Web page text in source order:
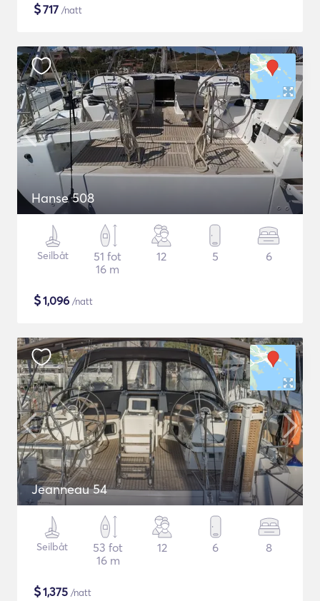
$717 /natt
Hanse 508
Seilbåt
51 fot
16 m
12 5 6
$1,096 /natt
Jeanneau 54
Seilbåt
53 fot
16 m
12 6 8
$1,375 /natt